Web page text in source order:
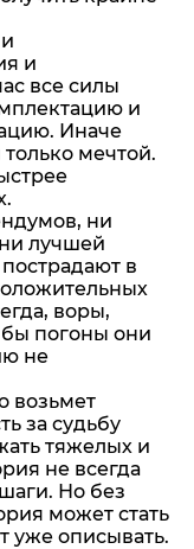
и
все силы
и
Иначе
мечтой.
ни
лучшей
в
воры,
погоны они
не
возьмет
за судьбу
тяжелых и
не всегда
Но без
может стать
уже описывать.